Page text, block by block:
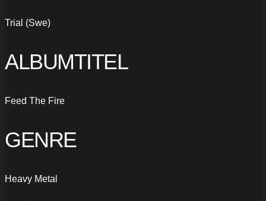
Trial (Swe)
ALBUMTITEL
Feed The Fire
GENRE
Heavy Metal